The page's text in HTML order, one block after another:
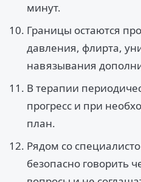
минут.
Границы остаются
давления, флирта,
навязывания
В терапии
прогресс и при
план.
Рядом со
безопасно говорить